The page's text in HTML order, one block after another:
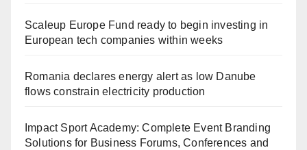
Scaleup Europe Fund ready to begin investing in
European tech companies within weeks
Romania declares energy alert as low Danube
flows constrain electricity production
Impact Sport Academy: Complete Event Branding
Solutions for Business Forums, Conferences and